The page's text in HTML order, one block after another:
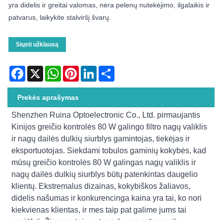
yra didelis ir greitai valomas, nėra pelenų nutekėjimo, ilgalaikis ir
patvarus, laikykite stalviršį švarų.
Siųsti užklausą
Facebook
X WhatsAppPinterestLinkedIn
Prekės aprašymas
Shenzhen Ruina Optoelectronic Co., Ltd. pirmaujantis
Kinijos greičio kontrolės 80 W galingo filtro nagų valiklis
ir nagų dailės dulkių siurblys gamintojas, tiekėjas ir
eksportuotojas. Siekdami tobulos gaminių kokybės, kad
mūsų greičio kontrolės 80 W galingas nagų valiklis ir
nagų dailės dulkių siurblys būtų patenkintas daugelio
klientų. Ekstremalus dizainas, kokybiškos žaliavos,
didelis našumas ir konkurencinga kaina yra tai, ko nori
kiekvienas klientas, ir mes taip pat galime jums tai